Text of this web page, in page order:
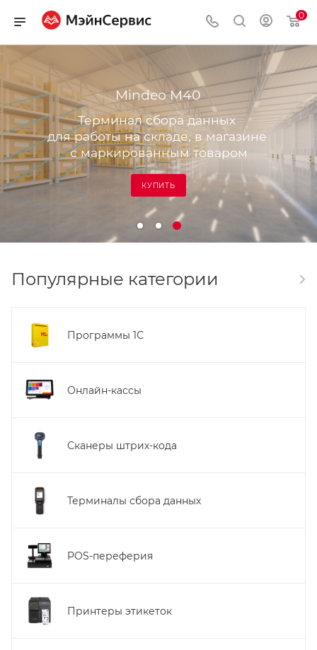
0
Mindeo M40
Терминал сбора данных
для работы на складе, в магазине
с маркированным товаром
КУПИТЬ
Популярные категории
Программы 1С
Онлайн-кассы
Сканеры штрих-кода
Терминалы сбора данных
POS-переферия
Принтеры этикеток